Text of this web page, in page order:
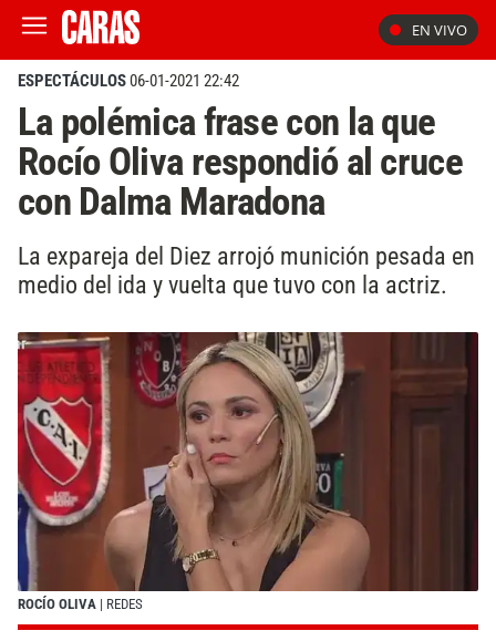
EN VIVO
ESPECTÁCULOS06-01-2021 22:42
La polémica frase con la que
Rocío Oliva respondió al cruce
con Dalma Maradona
La expareja del Diez arrojó munición pesada en
medio del ida y vuelta que tuvo con la actriz.
ROCÍO OLIVA | REDES